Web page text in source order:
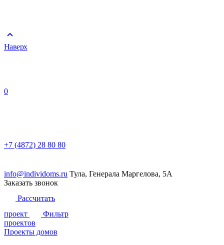
Наверх
0
+7 (4872) 28 80 80
info@individoms.ru Тула, Генерала Маргелова, 5А
Заказать звонок
Рассчитать
проект
Фильтр
проектов
Проекты домов